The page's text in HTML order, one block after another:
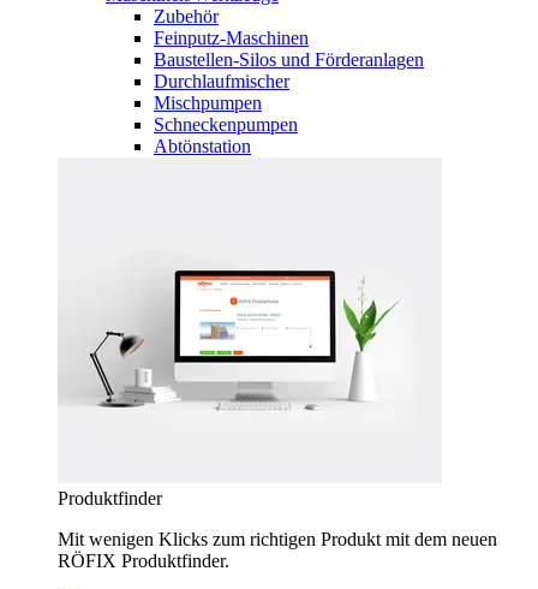
Zubehör
Feinputz-Maschinen
Baustellen-Silos und Förderanlagen
Durchlaufmischer
Mischpumpen
Schneckenpumpen
Abtönstation
Produktfinder
Mit wenigen Klicks zum richtigen Produkt mit dem neuen
RÖFIX Produktfinder.